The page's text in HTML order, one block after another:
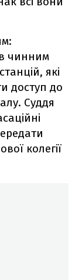
чинним
які
доступ до
Суддя
колегії